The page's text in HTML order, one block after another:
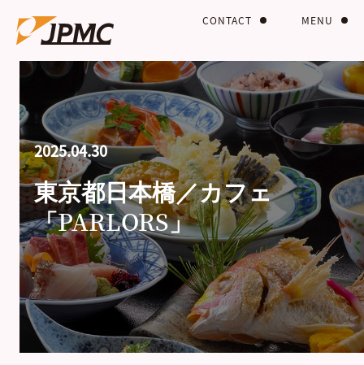
MENU
CONTACT
2025.04.30
東京都日本橋／カフェ
「PARLORS」